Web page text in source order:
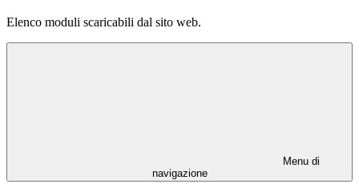
Elenco moduli scaricabili dal sito web.
Menu di
navigazione